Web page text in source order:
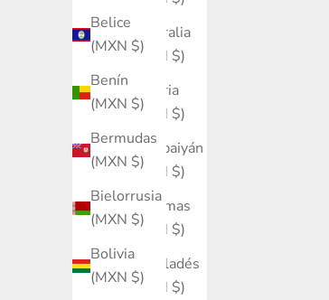
Belice
(MXN $)
Benín
(MXN $)
Bermudas
(MXN $)
Bielorrusia
(MXN $)
Bolivia
(MXN $)
Australia
(MXN $)
Austria
(MXN $)
Azerbaiyán
(MXN $)
Bahamas
(MXN $)
Bangladés
(MXN $)